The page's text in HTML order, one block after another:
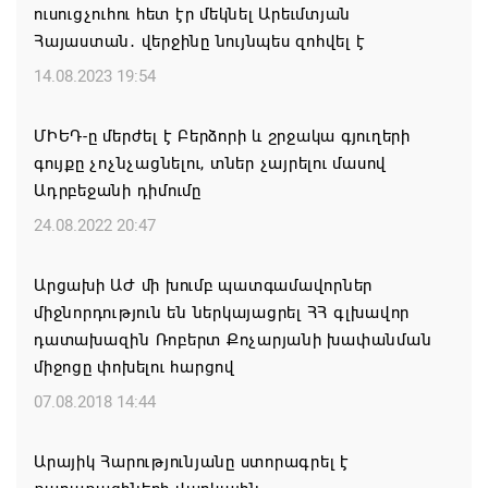
Միասնական աղոթք և Ամենայն Հայոց
Կաթողիկոսի հայրապետական պատգամը
Միածնաէջ Մայր Տաճարում
Ժամանակակից Բելառուսին պակասում է այն
կառավարման համակարգը, որը կար խորհրդային
ժամանակներում, հայտարարել է Ալեքսանդր
07.08.2026 17:16
ՀՀ ԱԱԾ սահմանապահ զորքերի
պատվիրակությունն այցելել է Լիտվայի
Հանրապետություն
ուսուցչուհու հետ էր մեկնել Արեւմտյան
Հայաստան․ վերջինը նույնպես զոհվել է
14.08.2023 19:54
ՄԻԵԴ-ը մերժել է Բերձորի և շրջակա գյուղերի
գույքը չոչնչացնելու, տներ չայրելու մասով
Ադրբեջանի դիմումը
24.08.2022 20:47
Արցախի ԱԺ մի խումբ պատգամավորներ
միջնորդություն են ներկայացրել ՀՀ գլխավոր
դատախազին Ռոբերտ Քոչարյանի խափանման
միջոցը փոխելու հարցով
07.08.2018 14:44
Արայիկ Հարությունյանը ստորագրել է